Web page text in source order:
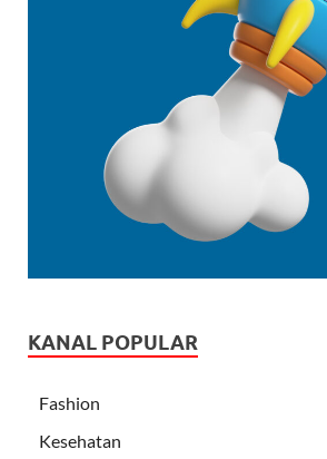
KANAL POPULAR
Fashion
Kesehatan